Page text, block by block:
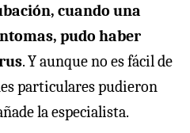
cuando una
pudo haber
. Y aunque no es fácil de
particulares pudieron
la especialista.